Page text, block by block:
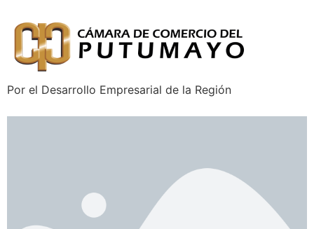
Por el Desarrollo Empresarial de la Región